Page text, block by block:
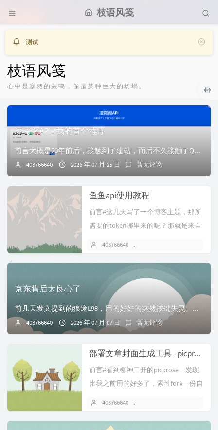
枝语风笺
测试
枝语风笺
心中是寂然的轰鸣，像是某种巨大的坍塌。
凌霄阁API - 我的首个程序
前言大概是20年前后，接触到了建站，而后不久接触了QQ机器人。因为QQ机器人的部分功能需要通过接口实现，就这样我接触到了一些API站点，韩小韩API、独角...
403766640 2026 年 07 月 25 日 暂无评论
鱼鱼api使用教程
前言#这几天写了一个博客主题，那所
需要的token哪里来的呢？那就是来自
403766640
京东售后太良心了
前几天发文提到的狼途L98，用的好好的突然按键失灵。当时以为调好了，后来发现还是会100%复现问题，只不过是问题周期延长了。想起当时加钱买了京东延保，于是...
403766640 2026 年 07 月 07 日 暂无评论
部署文章封面生成工具 - picprose
前言#看到柳神二开的picprose，发现
比我之前用的好多了，索性fork一份自
403766640